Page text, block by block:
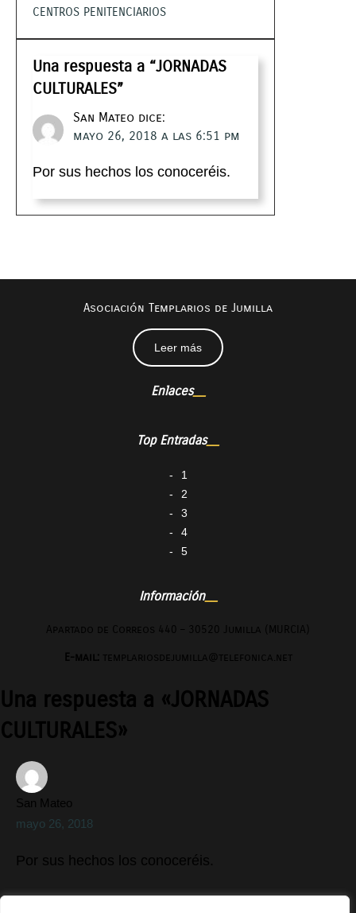
CENTROS PENITENCIARIOS
Una respuesta a “JORNADAS
CULTURALES”
San Mateo dice:
mayo 26, 2018 a las 6:51 pm
Por sus hechos los conoceréis.
Asociación Templarios de Jumilla
Leer más
Enlaces
Top Entradas
1
2
3
4
5
Información
Apartado de Correos 440 – 30520 Jumilla (MURCIA)
E-mail: templariosdejumilla@telefonica.net
Una respuesta a «JORNADAS
CULTURALES»
San Mateo
mayo 26, 2018
Por sus hechos los conoceréis.